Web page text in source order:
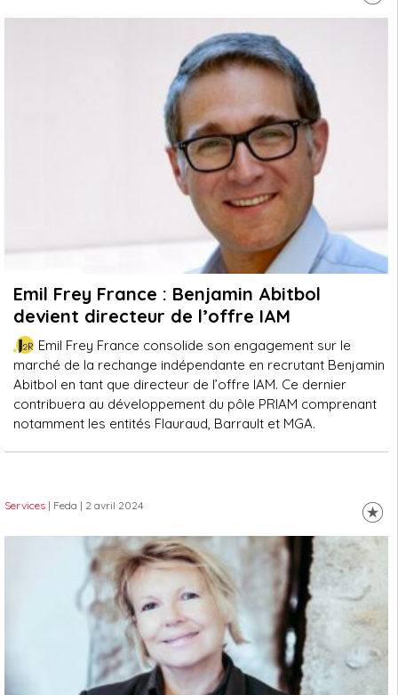
Emil Frey France : Benjamin Abitbol
devient directeur de l’offre IAM
Emil Frey France consolide son engagement sur le
marché de la rechange indépendante en recrutant Benjamin
Abitbol en tant que directeur de l’offre IAM. Ce dernier
contribuera au développement du pôle PRIAM comprenant
notamment les entités Flauraud, Barrault et MGA.
Services | Feda | 2 avril 2024